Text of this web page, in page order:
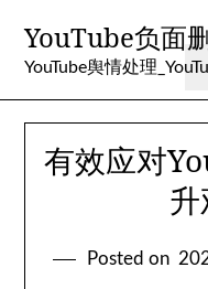
content
YouTube负面
YouTube舆情处理
有效应对
Posted on